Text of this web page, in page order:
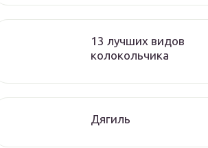
13 лучших видов
колокольчика
Дягиль